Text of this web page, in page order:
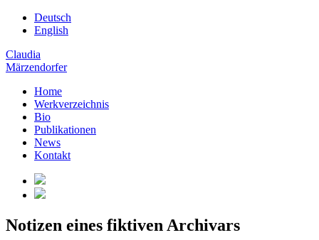
Deutsch
English
Claudia
Märzendorfer
Home
Werkverzeichnis
Bio
Publikationen
News
Kontakt
Notizen eines fiktiven Archivars